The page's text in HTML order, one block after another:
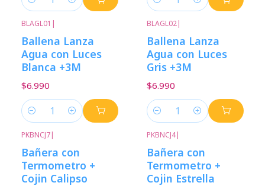
Cantidad Cantidad
BLAGL01 |
Ballena Lanza
Agua con Luces
Blanca +3M
$6.990
Cantidad
BLAGL02|
Ballena Lanza
Agua con Luces
Gris +3M
$6.990
Cantidad
PKBNCJ7|
Bañera con
Termometro +
Cojin Calipso
PKBNCJ4|
Bañera con
Termometro +
Cojin Estrella